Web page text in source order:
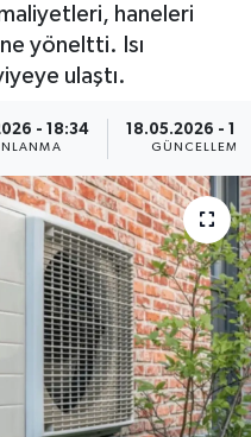
haneleri
yöneltti. Isı
ulaştı.
- 18:34 18.05.2026 -
GÜNCELLEME